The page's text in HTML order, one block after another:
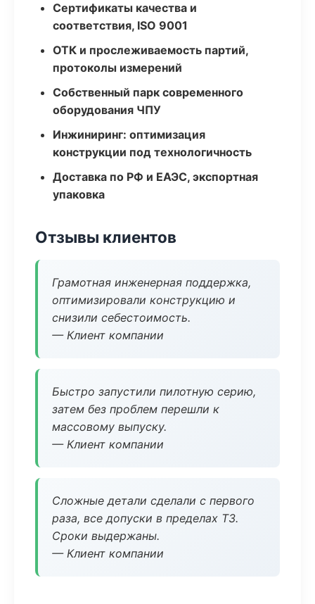
Сертификаты качества и
соответствия, ISO 9001
ОТК и прослеживаемость партий,
протоколы измерений
Собственный парк современного
оборудования ЧПУ
Инжиниринг: оптимизация
конструкции под технологичность
Доставка по РФ и ЕАЭС, экспортная
упаковка
Отзывы клиентов
Грамотная инженерная поддержка,
оптимизировали конструкцию и
снизили себестоимость.
— Клиент компании
Быстро запустили пилотную серию,
затем без проблем перешли к
массовому выпуску.
— Клиент компании
Сложные детали сделали с первого
раза, все допуски в пределах ТЗ.
Сроки выдержаны.
— Клиент компании